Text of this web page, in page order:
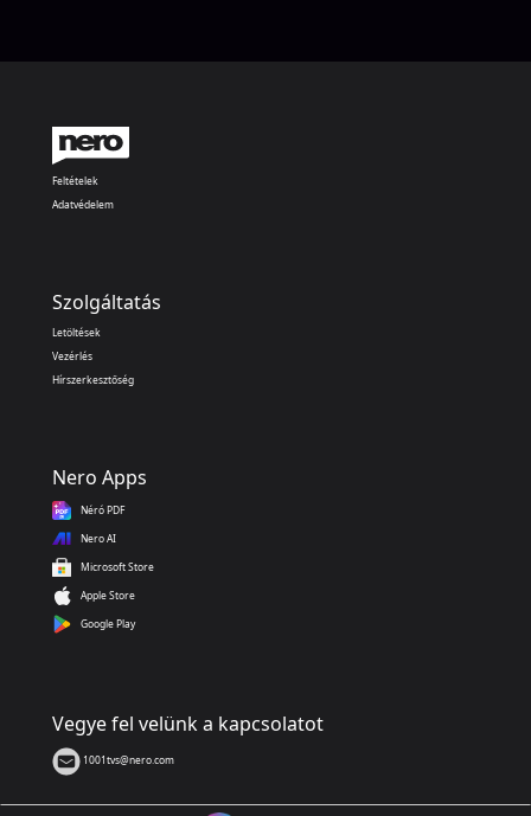
Feltételek
Adatvédelem
Szolgáltatás
Letöltések
Vezérlés
Hírszerkesztőség
Nero Apps
Néró PDF
Nero AI
Microsoft Store
Apple Store
Google Play
Vegye fel velünk a kapcsolatot
1001tvs@nero.com